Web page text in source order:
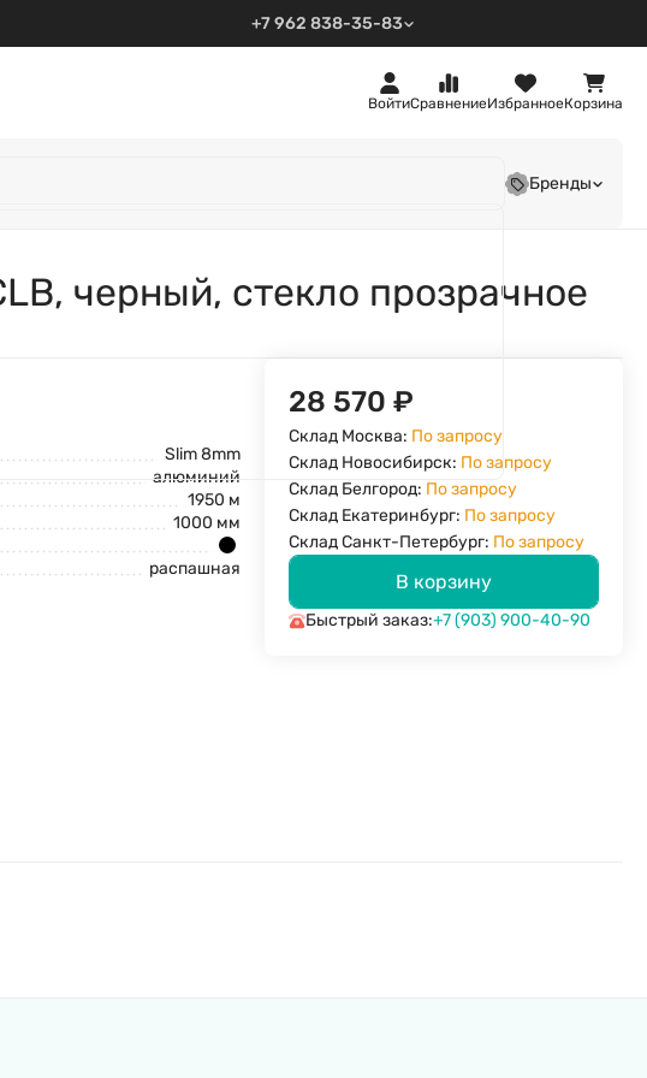
+7 962 838-35-83
ВойтиСравнениеИзбранноеКорзина
Бренды
черный, стекло прозрачное
Slim 8mm
алюминий
1950 м
1000 мм
распашная
28 570₽
Склад Москва: По запросу
Склад Новосибирск: По запросу
Склад Белгород: По запросу
Склад Екатеринбург: По запросу
Склад Санкт-Петербург: По запросу
В корзину
Быстрый заказ:+7 (903) 900-40-90